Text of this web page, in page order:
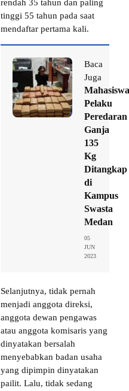
rendah 35 tahun dan paling
tinggi 55 tahun pada saat
mendaftar pertama kali.
Baca
Juga
Mahasiswa
Pelaku
Peredaran
Ganja
135
Kg
Ditangkap
di
Kampus
Swasta
Medan
05
JUN
2023
Selanjutnya, tidak pernah
menjadi anggota direksi,
anggota dewan pengawas
atau anggota komisaris yang
dinyatakan bersalah
menyebabkan badan usaha
yang dipimpin dinyatakan
pailit. Lalu, tidak sedang